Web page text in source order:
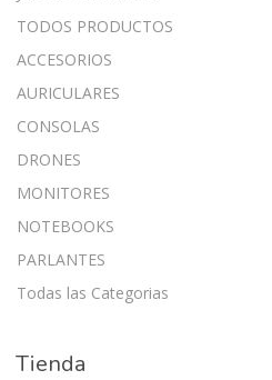
TODOS PRODUCTOS
ACCESORIOS
AURICULARES
CONSOLAS
DRONES
MONITORES
NOTEBOOKS
PARLANTES
Todas las Categorias
Tienda